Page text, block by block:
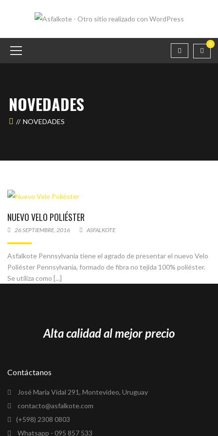
0
NOVEDADES
NOVEDADES
NUEVO VELO POLIÉSTER
26 SEPTIEMBRE, 2016 ASFALKOTE
Asfalkote Pennsylvania tiene el agrado de presentar el nuevo Velo
Poliéster Pennsylvania, formado de fibra no tejida 100% poliéster.
Se utiliza como [...]
Alta calidad al mejor precio
Contáctanos
José María Vidal 291, Montevideo, Uruguay
contacto@asfalkote.com
(+598) 2308 0803
Whatsapp - 095 857 533